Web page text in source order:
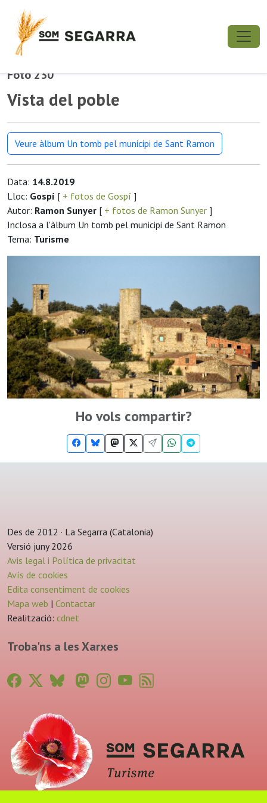
Foto 230
Vista del poble
Veure àlbum Un tomb pel municipi de Sant Ramon
Data: 14.8.2019
Lloc: Gospí [ + fotos de Gospí ]
Autor: Ramon Sunyer [ + fotos de Ramon Sunyer ]
Inclosa a l'àlbum Un tomb pel municipi de Sant Ramon
Tema: Turisme
Ho vols compartir?
Des de 2012 · La Segarra (Catalonia)
Versió juny 2026
Avis legal i Política de privacitat
Avís de cookies
Edita consentiment de cookies
Mapa web | Contactar
Realització: cdnet
Troba'ns a les Xarxes